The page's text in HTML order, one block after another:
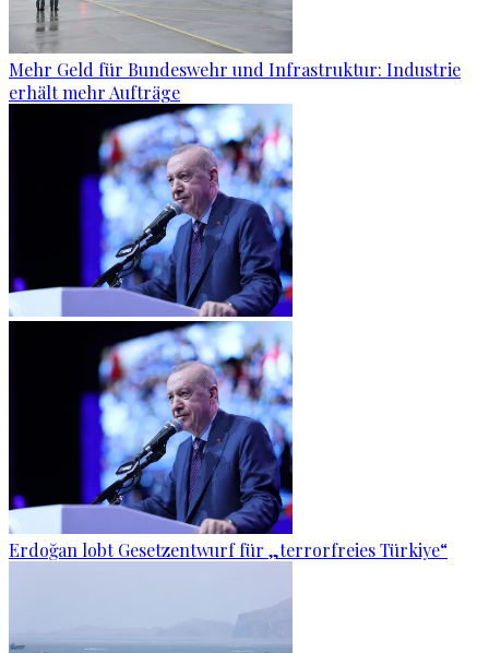
Mehr Geld für Bundeswehr und Infrastruktur: Industrie
erhält mehr Aufträge
Erdoğan lobt Gesetzentwurf für „terrorfreies Türkiye“